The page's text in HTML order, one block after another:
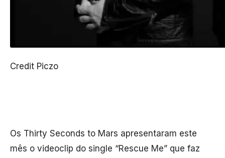
Credit Piczo
Os Thirty Seconds to Mars apresentaram este
mês o videoclip do single “Rescue Me” que faz